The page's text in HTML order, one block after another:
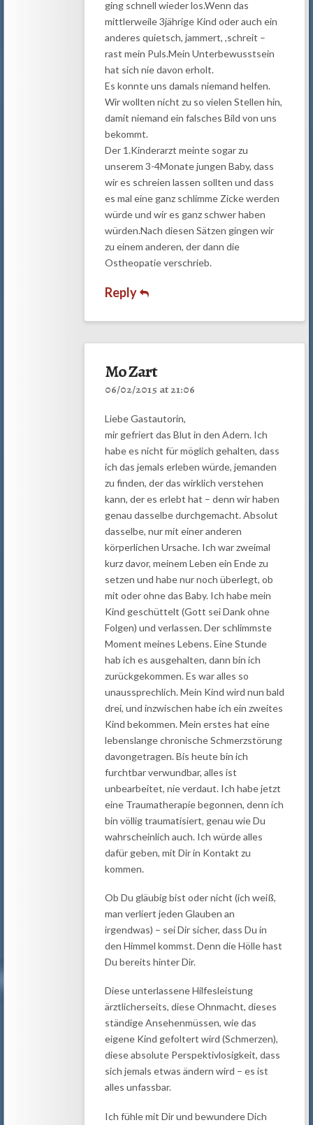
ging schnell wieder los.Wenn das
mittlerweile 3jährige Kind oder auch ein
anderes quietsch, jammert, ,schreit –
rast mein Puls.Mein Unterbewusstsein
hat sich nie davon erholt.
Es konnte uns damals niemand helfen.
Wir wollten nicht zu so vielen Stellen hin,
damit niemand ein falsches Bild von uns
bekommt.
Der 1.Kinderarzt meinte sogar zu
unserem 3-4Monate jungen Baby, dass
wir es schreien lassen sollten und dass
es mal eine ganz schlimme Zicke werden
würde und wir es ganz schwer haben
würden.Nach diesen Sätzen gingen wir
zu einem anderen, der dann die
Ostheopatie verschrieb.
Reply
Mo Zart
06/02/2015 at 21:06
Liebe Gastautorin,
mir gefriert das Blut in den Adern. Ich
habe es nicht für möglich gehalten, dass
ich das jemals erleben würde, jemanden
zu finden, der das wirklich verstehen
kann, der es erlebt hat – denn wir haben
genau dasselbe durchgemacht. Absolut
dasselbe, nur mit einer anderen
körperlichen Ursache. Ich war zweimal
kurz davor, meinem Leben ein Ende zu
setzen und habe nur noch überlegt, ob
mit oder ohne das Baby. Ich habe mein
Kind geschüttelt (Gott sei Dank ohne
Folgen) und verlassen. Der schlimmste
Moment meines Lebens. Eine Stunde
hab ich es ausgehalten, dann bin ich
zurückgekommen. Es war alles so
unaussprechlich. Mein Kind wird nun bald
drei, und inzwischen habe ich ein zweites
Kind bekommen. Mein erstes hat eine
lebenslange chronische Schmerzstörung
davongetragen. Bis heute bin ich
furchtbar verwundbar, alles ist
unbearbeitet, nie verdaut. Ich habe jetzt
eine Traumatherapie begonnen, denn ich
bin völlig traumatisiert, genau wie Du
wahrscheinlich auch. Ich würde alles
dafür geben, mit Dir in Kontakt zu
kommen.
Ob Du gläubig bist oder nicht (ich weiß,
man verliert jeden Glauben an
irgendwas) – sei Dir sicher, dass Du in
den Himmel kommst. Denn die Hölle hast
Du bereits hinter Dir.
Diese unterlassene Hilfesleistung
ärztlicherseits, diese Ohnmacht, dieses
ständige Ansehenmüssen, wie das
eigene Kind gefoltert wird (Schmerzen),
diese absolute Perspektivlosigkeit, dass
sich jemals etwas ändern wird – es ist
alles unfassbar.
Ich fühle mit Dir und bewundere Dich